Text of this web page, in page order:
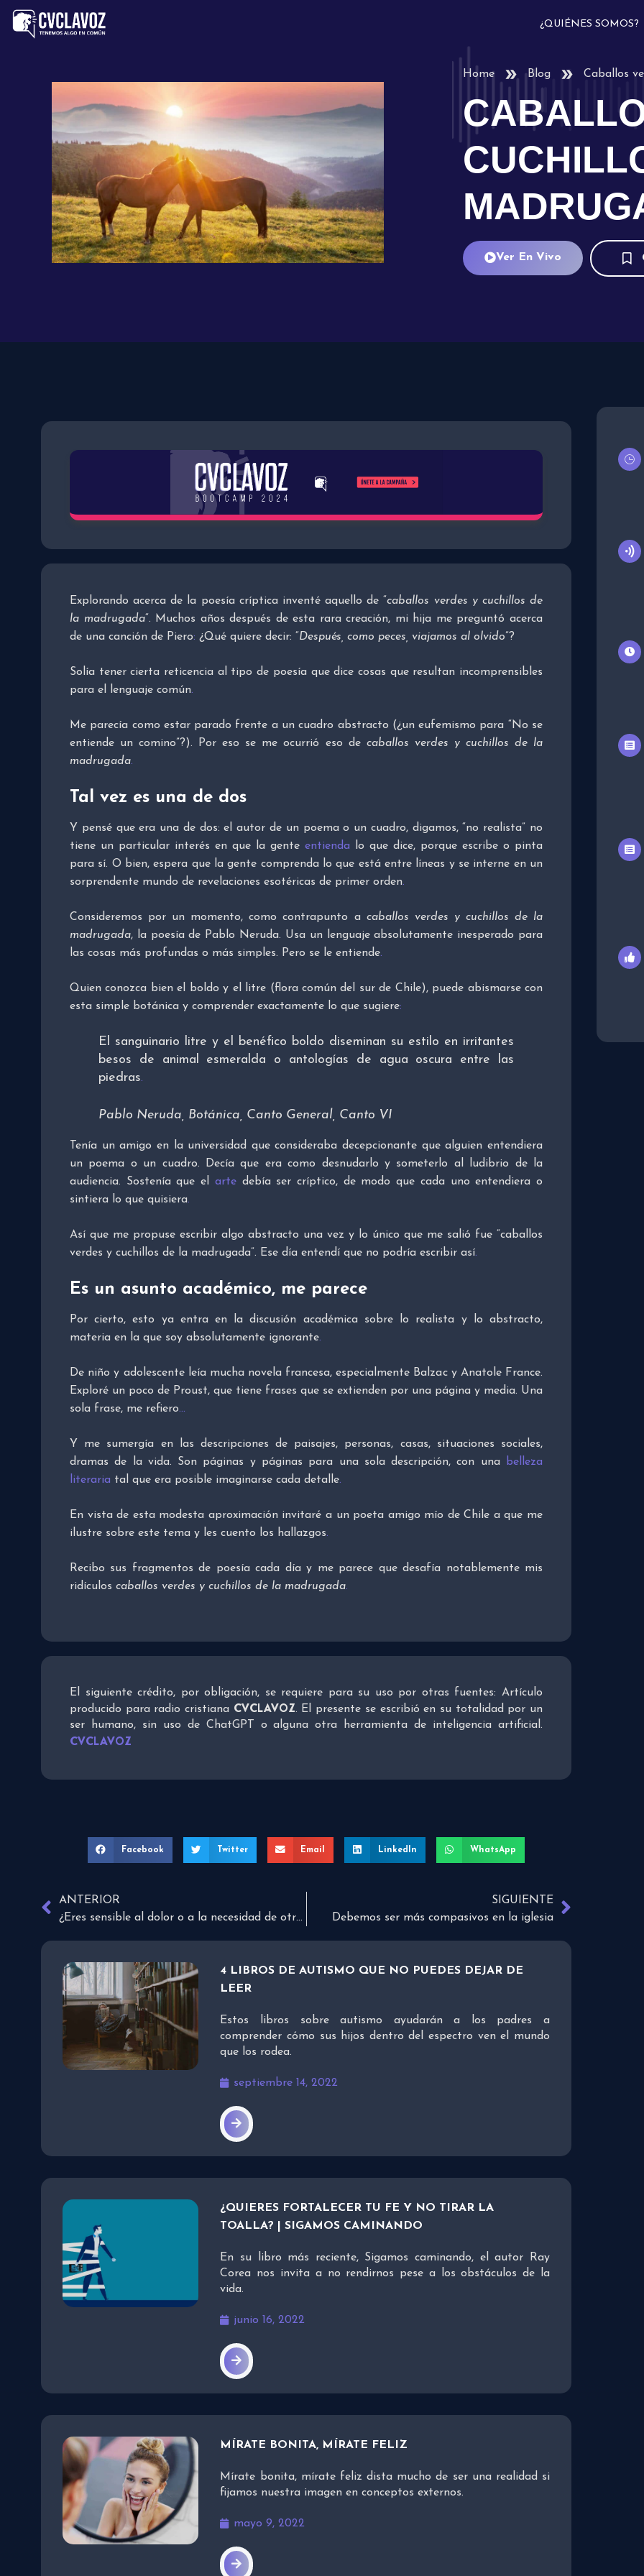
¿QUIÉNES SOMOS?
Home Blog Caballos
Ver En Vivo
Explorando acerca de la poesía críptica inventé aquello de “caballos verdes y cuchillos de
la madrugada“. Muchos años después de esta rara creación, mi hija me preguntó acerca
de una canción de Piero: ¿Qué quiere decir: “Después, como peces, viajamos al olvido”?
Solía tener cierta reticencia al tipo de poesía que dice cosas que resultan incomprensibles
para el lenguaje común.
Me parecía como estar parado frente a un cuadro abstracto (¿un eufemismo para “No se
entiende un comino”?). Por eso se me ocurrió eso de caballos verdes y cuchillos de la
madrugada.
Tal vez es una de dos
Y pensé que era una de dos: el autor de un poema o un cuadro, digamos, “no realista” no
tiene un particular interés en que la gente entienda lo que dice, porque escribe o pinta
para sí. O bien, espera que la gente comprenda lo que está entre líneas y se interne en un
sorprendente mundo de revelaciones esotéricas de primer orden.
Consideremos por un momento, como contrapunto a caballos verdes y cuchillos de la
madrugada, la poesía de Pablo Neruda. Usa un lenguaje absolutamente inesperado para
las cosas más profundas o más simples. Pero se le entiende.
Quien conozca bien el boldo y el litre (flora común del sur de Chile), puede abismarse con
esta simple botánica y comprender exactamente lo que sugiere:
El sanguinario litre y el benéfico boldo diseminan su estilo en irritantes
besos de animal esmeralda o antologías de agua oscura entre las
piedras.
Pablo Neruda, Botánica, Canto General, Canto VI
Tenía un amigo en la universidad que consideraba decepcionante que alguien entendiera
un poema o un cuadro. Decía que era como desnudarlo y someterlo al ludibrio de la
audiencia. Sostenía que el artedebía ser críptico, de modo que cada uno entendiera o
sintiera lo que quisiera.
Así que me propuse escribir algo abstracto una vez y lo único que me salió fue “caballos
verdes y cuchillos de la madrugada”. Ese día entendí que no podría escribir así.
Es un asunto académico, me parece
Por cierto, esto ya entra en la discusión académica sobre lo realista y lo abstracto,
materia en la que soy absolutamente ignorante.
De niño y adolescente leía mucha novela francesa, especialmente Balzac y Anatole France.
Exploré un poco de Proust, que tiene frases que se extienden por una página y media. Una
sola frase, me refiero…
Y me sumergía en las descripciones de paisajes, personas, casas, situaciones sociales,
dramas de la vida. Son páginas y páginas para una sola descripción, con una
belleza
literaria tal que era posible imaginarse cada detalle.
En vista de esta modesta aproximación invitaré a un poeta amigo mío de Chile a que me
ilustre sobre este tema y les cuento los hallazgos.
Recibo sus fragmentos de poesía cada día y me parece que desafía notablemente mis
ridículos caballos verdes y cuchillos de la madrugada.
El siguiente crédito, por obligación, se requiere para su uso por otras fuentes: Artículo
producido para radio cristiana CVCLAVOZ. El presente se escribió en su totalidad por un
ser humano, sin uso de ChatGPT o alguna otra herramienta de inteligencia artificial.
CVCLAVOZ
Facebook Twitter Email LinkedIn WhatsApp
ANTERIOR
¿Eres sensible al dolor o a la necesidad de otros?
SIGUIENTE
Debemos ser más compasivos en la iglesia
4 LIBROS DE AUTISMO QUE NO PUEDES DEJAR DE
LEER
Estos libros sobre autismo ayudarán a los padres a
comprender cómo sus hijos dentro del espectro ven el mundo
que los rodea.
septiembre 14, 2022
¿QUIERES FORTALECER TU FE Y NO TIRAR LA
TOALLA? | SIGAMOS CAMINANDO
En su libro más reciente, Sigamos caminando, el autor Ray
Corea nos invita a no rendirnos pese a los obstáculos de la
vida.
junio 16, 2022
MÍRATE BONITA, MÍRATE FELIZ
Mírate bonita, mírate feliz dista mucho de ser una realidad si
fijamos nuestra imagen en conceptos externos.
mayo 9, 2022